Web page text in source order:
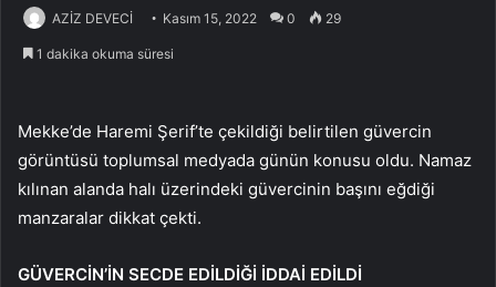
AZİZ DEVECİ Kasım 15, 2022 0 29
1 dakika okuma süresi
Mekke’de Haremi Şerif’te çekildiği belirtilen güvercin
görüntüsü toplumsal medyada günün konusu oldu. Namaz
kılınan alanda halı üzerindeki güvercinin başını eğdiği
manzaralar dikkat çekti.
GÜVERCİN’İN SECDE EDİLDİĞİ İDDAİ EDİLDİ